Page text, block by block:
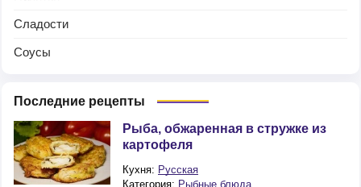
Сладости
Соусы
Последние рецепты
Рыба, обжаренная в стружке из
картофеля
Кухня: Русская
Категория: Рыбные блюда